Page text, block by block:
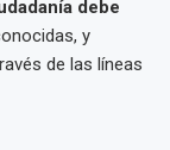
debe
y
de las líneas